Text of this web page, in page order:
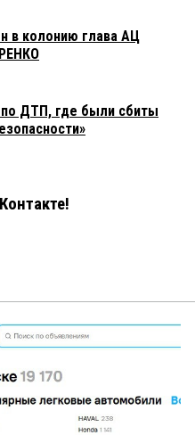
в колонию глава АЦ
ДТП, где были сбиты